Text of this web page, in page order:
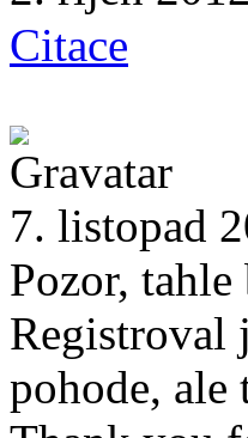
Citace
7. listopad
Pozor,
Registroval
pohode, ale